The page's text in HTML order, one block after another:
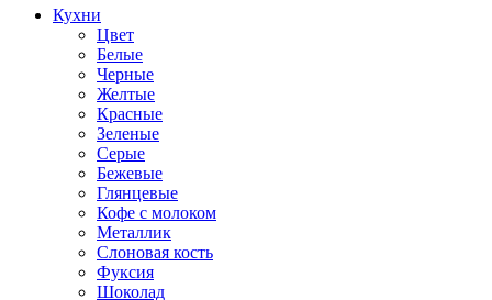
Кухни
Цвет
Белые
Черные
Желтые
Красные
Зеленые
Серые
Бежевые
Глянцевые
Кофе с молоком
Металлик
Слоновая кость
Фуксия
Шоколад